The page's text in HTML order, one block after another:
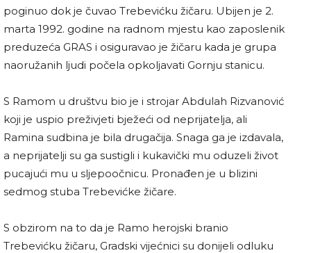
poginuo dok je čuvao Trebevićku žičaru. Ubijen je 2.
marta 1992. godine na radnom mjestu kao zaposlenik
preduzeća GRAS i osiguravao je žičaru kada je grupa
naoružanih ljudi počela opkoljavati Gornju stanicu.
S Ramom u društvu bio je i strojar Abdulah Rizvanović
koji je uspio preživjeti bježeći od neprijatelja, ali
Ramina sudbina je bila drugačija. Snaga ga je izdavala,
a neprijatelji su ga sustigli i kukavički mu oduzeli život
pucajući mu u sljepoočnicu. Pronađen je u blizini
sedmog stuba Trebevićke žičare.
S obzirom na to da je Ramo herojski branio
Trebevićku žičaru, Gradski vijećnici su donijeli odluku